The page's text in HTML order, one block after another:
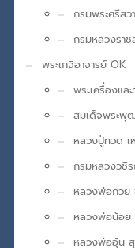
กรมพระศรีส
กรมหลวงรา
พระเกจิอาจารย์ OK
พระเครื่องแล
สมเด็จพระพุ
หลวงปู่ทวด เ
กรมหลวงวชิ
หลวงพ่อกวย
หลวงพ่อน้อย
หลวงพ่ออุ้น สุ